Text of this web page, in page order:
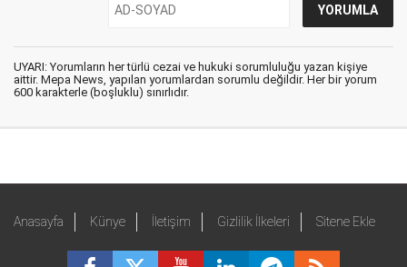
UYARI: Yorumların her türlü cezai ve hukuki sorumluluğu yazan kişiye
aittir. Mepa News, yapılan yorumlardan sorumlu değildir. Her bir yorum
600 karakterle (boşluklu) sınırlıdır.
Anasayfa Künye İletişim Gizlilik İlkeleri Sitene Ekle